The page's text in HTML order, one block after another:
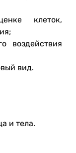
клеток,
воздействия
вид.
и тела.